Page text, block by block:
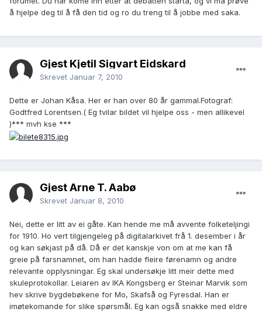
å hjelpe deg til å få den tid og ro du treng til å jobbe med saka.
Gjest Kjetil Sigvart Eidskard
Skrevet Januar 7, 2010
Dette er Johan Kåsa. Her er han over 80 år gammal.Fotograf:
Godtfred Lorentsen.( Eg tvilar bildet vil hjelpe oss - men allikevel
)*** mvh kse ***
Gjest Arne T. Aabø
Skrevet Januar 8, 2010
Nei, dette er litt av ei gåte. Kan hende me må avvente folketeljingi
for 1910. Ho vert tilgjengeleg på digitalarkivet frå 1. desember i år
og kan søkjast på då. Då er det kanskje von om at me kan få
greie på farsnamnet, om han hadde fleire førenamn og andre
relevante opplysningar. Eg skal undersøkje litt meir dette med
skuleprotokollar. Leiaren av IKA Kongsberg er Steinar Marvik som
hev skrive bygdebøkene for Mo, Skafså og Fyresdal. Han er
imøtekomande for slike spørsmål. Eg kan også snakke med eldre